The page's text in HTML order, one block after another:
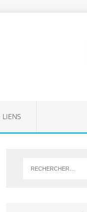
LIENS